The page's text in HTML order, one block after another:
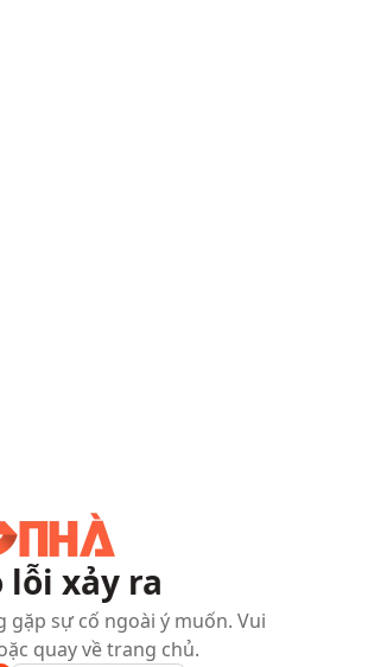
lỗi xảy ra
gặp sự cố ngoài ý muốn. Vui
quay về trang chủ.